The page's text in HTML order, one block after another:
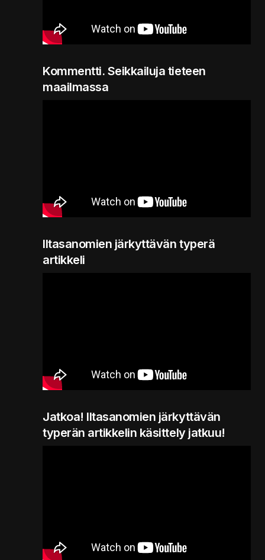
Kommentti. Seikkailuja tieteen
maailmassa
Iltasanomien järkyttävän typerä
artikkeli
Jatkoa! Iltasanomien järkyttävän
typerän artikkelin käsittely jatkuu!